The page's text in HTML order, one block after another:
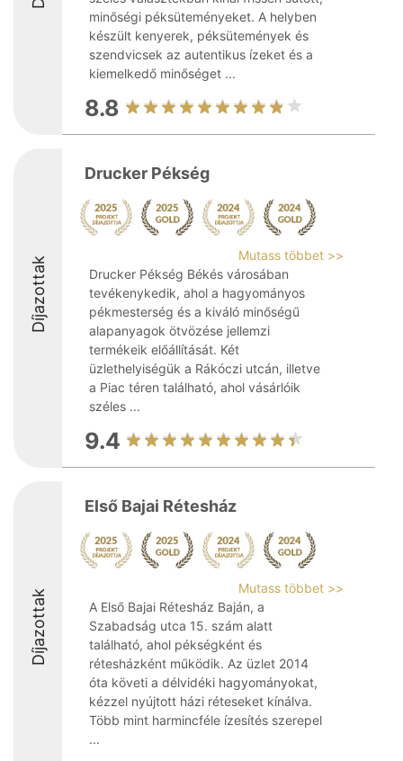
minőségi péksüteményeket. A helyben
készült kenyerek, péksütemények és
szendvicsek az autentikus ízeket és a
kiemelkedő minőséget ...
8.8
Díjazottak
Drucker Pékség
Mutass többet >>
Drucker Pékség Békés városában
tevékenykedik, ahol a hagyományos
pékmesterség és a kiváló minőségű
alapanyagok ötvözése jellemzi
termékeik előállítását. Két
üzlethelyiségük a Rákóczi utcán, illetve
a Piac téren található, ahol vásárlóik
széles ...
9.4
Díjazottak
Első Bajai Rétesház
Mutass többet >>
A Első Bajai Rétesház Baján, a
Szabadság utca 15. szám alatt
található, ahol pékségként és
rétesházként működik. Az üzlet 2014
óta követi a délvidéki hagyományokat,
kézzel nyújtott házi réteseket kínálva.
Több mint harmincféle ízesítés szerepel
...